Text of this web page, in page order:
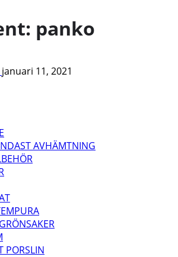
panko
januari 11, 2021
AVHÄMTNING
PORSLIN